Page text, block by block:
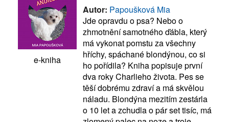
e-kniha
Autor: Papoušková Mia
Jde opravdu o psa? Nebo o
zhmotnění samotného ďábla, který
má vykonat pomstu za všechny
hříchy, spáchané blondýnou, co si
ho pořídila? Kniha popisuje první
dva roky Charlieho života. Pes se
těší dobrému zdraví a má skvělou
náladu. Blondýna mezitím zestárla
o 10 let a zchudla o pár set tisíc, má